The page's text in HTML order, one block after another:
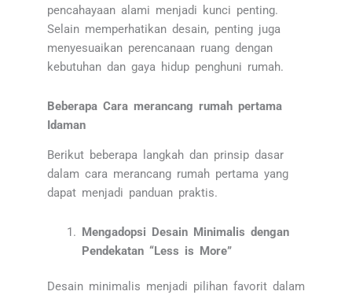
pencahayaan alami menjadi kunci penting.
Selain memperhatikan desain, penting juga
menyesuaikan perencanaan ruang dengan
kebutuhan dan gaya hidup penghuni rumah.
Beberapa Cara merancang rumah pertama
Idaman
Berikut beberapa langkah dan prinsip dasar
dalam cara merancang rumah pertama yang
dapat menjadi panduan praktis.
Mengadopsi Desain Minimalis dengan
Pendekatan “Less is More”
Desain minimalis menjadi pilihan favorit dalam